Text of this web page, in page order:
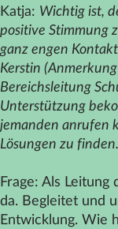
Katja: Wichtig ist,
positive Stimmung
ganz engen
Kerstin
Bereichsleitung
Unterstützung
jemanden anrufen
Lösungen zu finden.
Frage: Als
da. Begleitet und
Entwicklung. Wie